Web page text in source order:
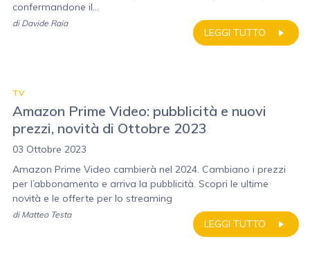
confermandone il...
LEGGI TUTTO
di Davide Raia
TV
Amazon Prime Video: pubblicità e nuovi
prezzi, novità di Ottobre 2023
03 Ottobre 2023
Amazon Prime Video cambierà nel 2024. Cambiano i prezzi
per l’abbonamento e arriva la pubblicità. Scopri le ultime
novità e le offerte per lo streaming
LEGGI TUTTO
di Matteo Testa